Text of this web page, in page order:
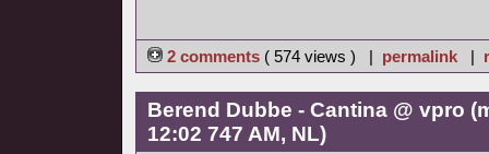
2 comments ( 574 views ) | permalink|
Berend Dubbe - Cantina @ vpro
12:02 747 AM, NL)